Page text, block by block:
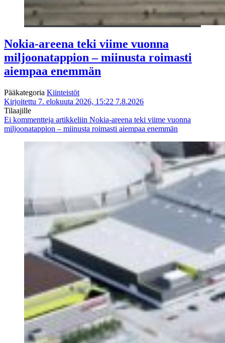
Nokia-areena teki viime vuonna
miljoonatappion – miinusta roimasti
aiempaa enemmän
Pääkategoria Kiinteistöt
Kirjoitettu 7. elokuuta 2026, 15:22 7.8.2026
Tilaajille
Ei kommentteja artikkeliin Nokia-areena teki viime vuonna
miljoonatappion – miinusta roimasti aiempaa enemmän